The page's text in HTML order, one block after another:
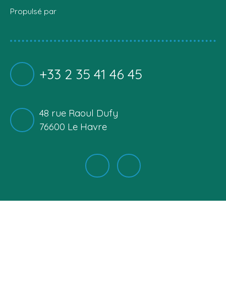
Propulsé par
+33 2 35 41 46 45
48 rue Raoul Dufy
76600 Le Havre